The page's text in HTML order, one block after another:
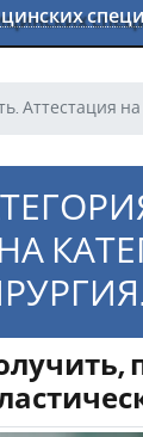
Аттестация